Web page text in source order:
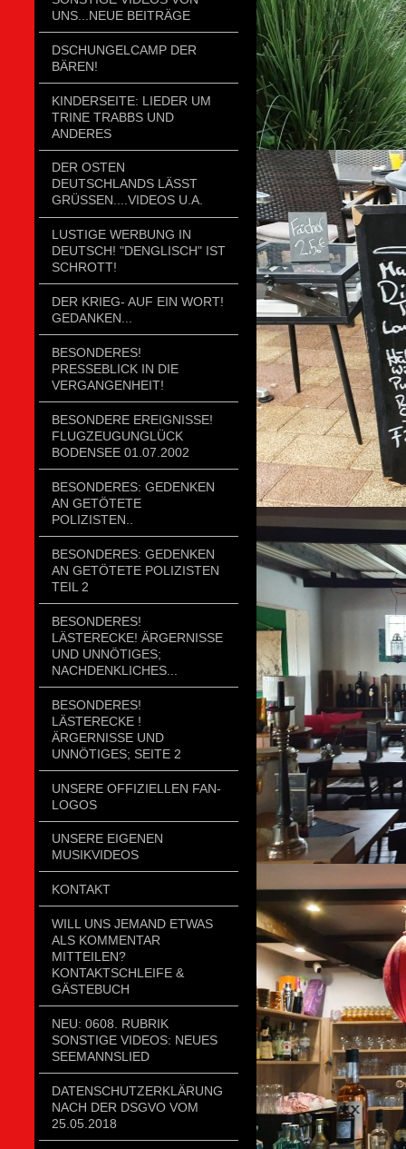
UNS...NEUE BEITRÄGE
DSCHUNGELCAMP DER
BÄREN!
KINDERSEITE: LIEDER UM
TRINE TRABBS UND
ANDERES
DER OSTEN
DEUTSCHLANDS LÄSST
GRÜSSEN....VIDEOS U.A.
LUSTIGE WERBUNG IN
DEUTSCH! "DENGLISCH" IST
SCHROTT!
DER KRIEG- AUF EIN WORT!
GEDANKEN...
BESONDERES!
PRESSEBLICK IN DIE
VERGANGENHEIT!
BESONDERE EREIGNISSE!
FLUGZEUGUNGLÜCK
BODENSEE 01.07.2002
BESONDERES: GEDENKEN
AN GETÖTETE
POLIZISTEN..
BESONDERES: GEDENKEN
AN GETÖTETE POLIZISTEN
TEIL 2
BESONDERES!
LÄSTERECKE! ÄRGERNISSE
UND UNNÖTIGES;
NACHDENKLICHES...
BESONDERES!
LÄSTERECKE !
ÄRGERNISSE UND
UNNÖTIGES; SEITE 2
UNSERE OFFIZIELLEN FAN-
LOGOS
UNSERE EIGENEN
MUSIKVIDEOS
KONTAKT
WILL UNS JEMAND ETWAS
ALS KOMMENTAR
MITTEILEN?
KONTAKTSCHLEIFE &
GÄSTEBUCH
NEU: 0608. RUBRIK
SONSTIGE VIDEOS: NEUES
SEEMANNSLIED
DATENSCHUTZERKLÄRUNG
NACH DER DSGVO VOM
25.05.2018